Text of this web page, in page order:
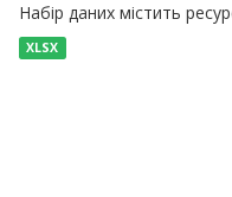
Набір даних містить
XLSX